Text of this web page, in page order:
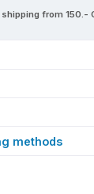
shipping from 150.-
methods